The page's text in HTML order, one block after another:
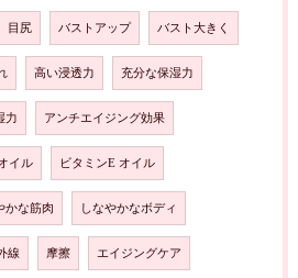
目尻 バストアップ バスト大きく
高い浸透力 充分な保湿力
力 アンチエイジング効果
イル ビタミンE オイル
かな筋肉 しなやかなボディ
線 摩擦 エイジングケア